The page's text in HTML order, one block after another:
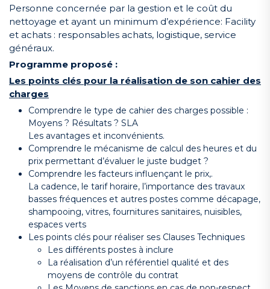
Personne concernée par la gestion et le coût du
nettoyage et ayant un minimum d’expérience: Facility
et achats : responsables achats, logistique, service
généraux.
Programme proposé :
Les points clés pour la réalisation de son cahier des
charges
Comprendre le type de cahier des charges possible :
Moyens ? Résultats ? SLA
Les avantages et inconvénients.
Comprendre le mécanisme de calcul des heures et du
prix permettant d’évaluer le juste budget ?
Comprendre les facteurs influençant le prix,.
La cadence, le tarif horaire, l’importance des travaux
basses fréquences et autres postes comme décapage,
shampooing, vitres, fournitures sanitaires, nuisibles,
espaces verts
Les points clés pour réaliser ses Clauses Techniques
Les différents postes à inclure
La réalisation d’un référentiel qualité et des
moyens de contrôle du contrat